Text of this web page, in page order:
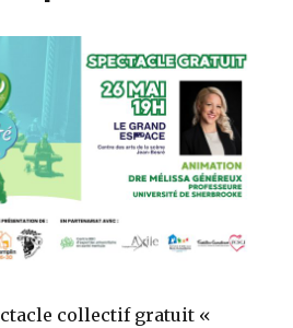
collectif gratuit «